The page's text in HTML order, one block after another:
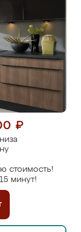
₽
стоимость!
минут!